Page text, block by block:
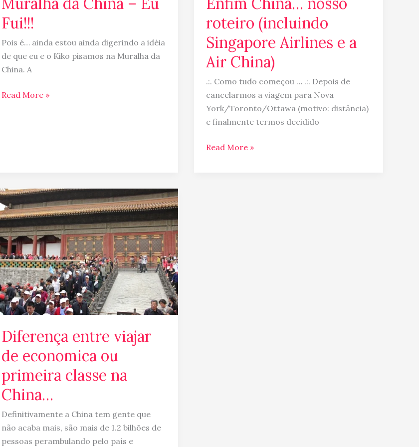
Fui!!!
Pois é… ainda estou ainda digerindo a idéia
de que eu e o Kiko pisamos na Muralha da
China. A
Read More »
roteiro (incluindo
Singapore Airlines e a
Air China)
.:. Como tudo começou … .:. Depois de
cancelarmos a viagem para Nova
York/Toronto/Ottawa (motivo: distância)
e finalmente termos decidido
Read More »
Diferença entre viajar
de economica ou
primeira classe na
China…
Definitivamente a China tem gente que
não acaba mais, são mais de 1.2 bilhões de
pessoas perambulando pelo país e
Diferença
entre
viajar
de
economica
ou
primeira
classe
na
China…